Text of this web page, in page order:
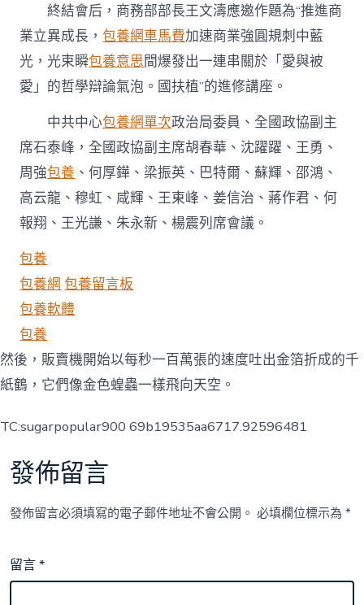
終結會后，商務部部長王文濤應邀作題為“推進商
業立異成長，包養網車馬費加速商業強圓規刺中藍
光，光束瞬包養意思間爆發出一連串關於「愛與被
愛」的哲學辯論氣泡。國扶植”的進修講座。
中共中心包養網單次政治局委員、全國政協副主
席石泰峰，全國政協副主席胡春華、沈躍躍、王勇、
周強包養 、何厚鏵、梁振英、巴特爾、蘇輝、邵鴻、
高云龍、穆虹、咸輝、王東峰、姜信治、蔣作君、何
報翔、王光謙、朱永新、楊震列席會議。
包養
包養網 包養留言板
包養軟體
包養
然後，販賣機開始以每秒一百萬張的速度吐出金箔折成的千
紙鶴，它們像金色蝗蟲一樣飛向天空。
TC:sugarpopular900 69b19535aa6717.92596481
發佈留言
發佈留言必須填寫的電子郵件地址不會公開。 必填欄位標示為*
留言*